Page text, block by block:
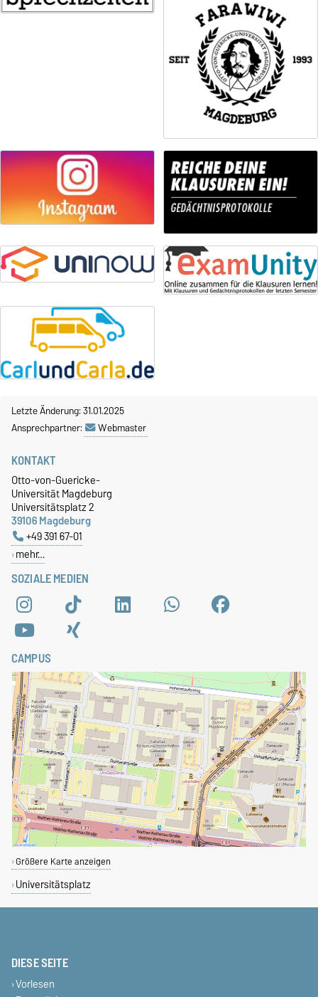
Letzte Änderung: 31.01.2025
Ansprechpartner:
Webmaster
SOZIALE MEDIEN
KONTAKT
Otto-von-Guericke-
Universität Magdeburg
Universitätsplatz 2
39106 Magdeburg
+49 391 67-01
mehr…
CAMPUS
Größere Karte anzeigen
Universitätsplatz
DIESE SEITE
Vorlesen